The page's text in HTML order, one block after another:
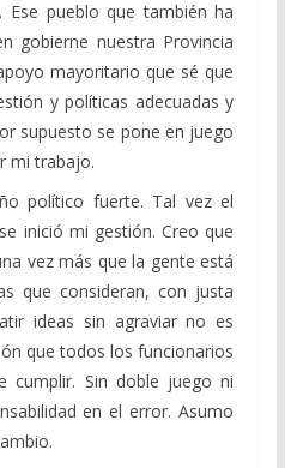
Ese pueblo que también ha
gobierne nuestra Provincia
mayoritario que sé que
y políticas adecuadas y
supuesto se pone en juego
mi trabajo.
político fuerte. Tal vez el
inició mi gestión. Creo que
vez más que la gente está
que consideran, con justa
ideas sin agraviar no es
que todos los funcionarios
cumplir. Sin doble juego ni
en el error. Asumo